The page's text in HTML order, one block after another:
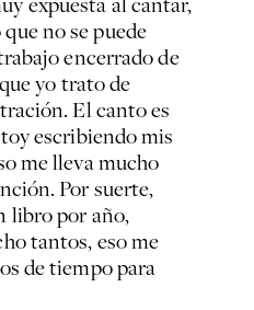
no se puede
encerrado de
yo trato de
El canto es
escribiendo mis
me lleva mucho
Por suerte,
libro por año,
tantos, eso me
de tiempo para